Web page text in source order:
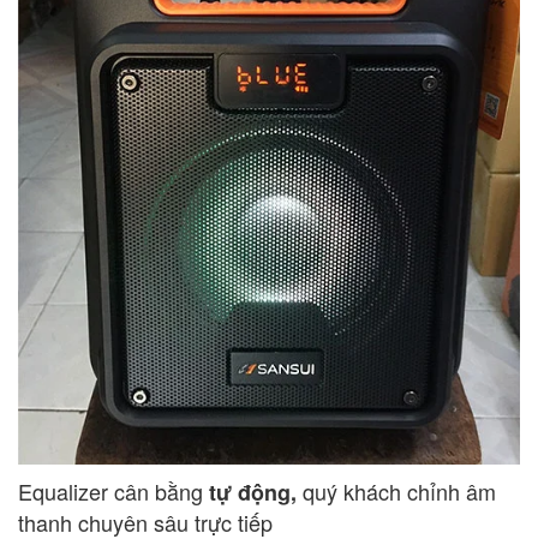
Equalizer cân bằng tự động, quý khách chỉnh âm
thanh chuyên sâu trực tiếp